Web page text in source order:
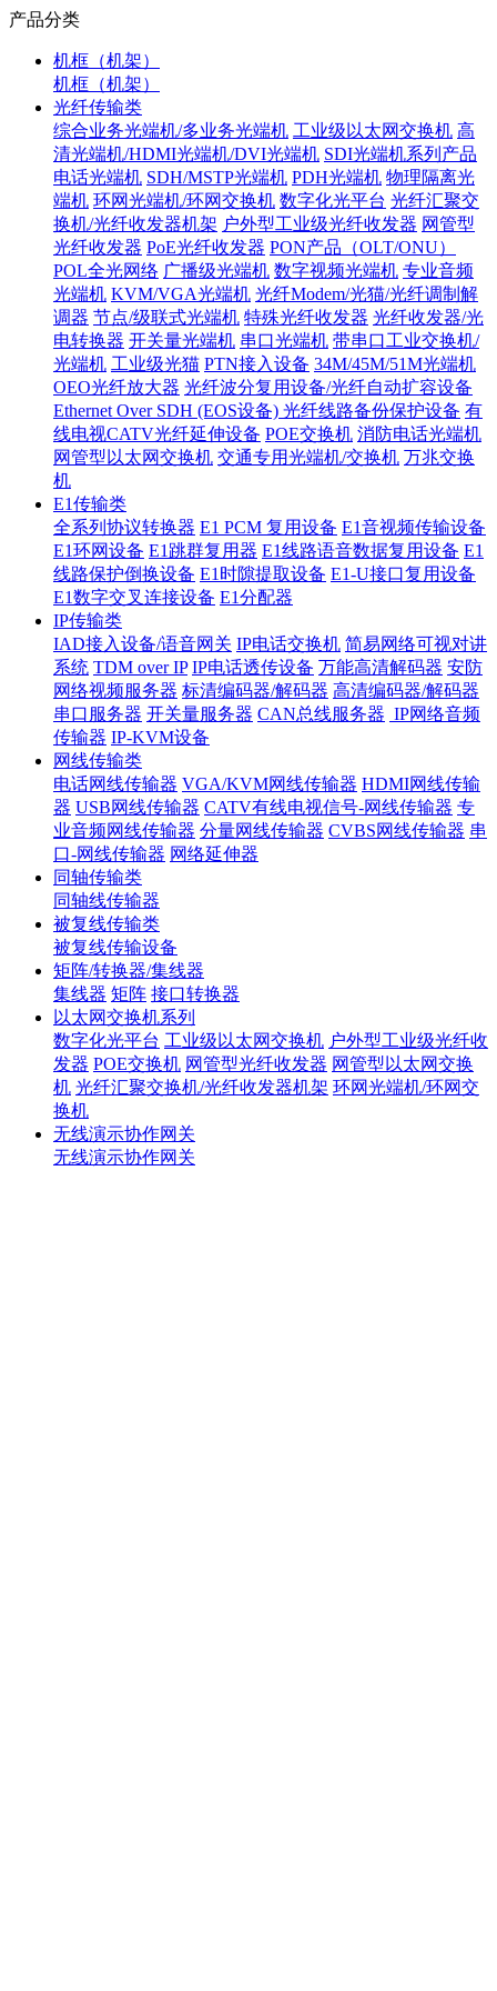
产品分类
机框（机架）
机框（机架）
光纤传输类
综合业务光端机/多业务光端机 工业级以太网交换机 高
清光端机/HDMI光端机/DVI光端机 SDI光端机系列产品
电话光端机 SDH/MSTP光端机 PDH光端机 物理隔离光
端机 环网光端机/环网交换机 数字化光平台 光纤汇聚交
换机/光纤收发器机架 户外型工业级光纤收发器 网管型
光纤收发器 PoE光纤收发器 PON产品（OLT/ONU）
POL全光网络 广播级光端机 数字视频光端机 专业音频
光端机 KVM/VGA光端机 光纤Modem/光猫/光纤调制解
调器 节点/级联式光端机 特殊光纤收发器 光纤收发器/光
电转换器 开关量光端机 串口光端机 带串口工业交换机/
光端机 工业级光猫 PTN接入设备 34M/45M/51M光端机
OEO光纤放大器 光纤波分复用设备/光纤自动扩容设备
Ethernet Over SDH (EOS设备) 光纤线路备份保护设备 有
线电视CATV光纤延伸设备 POE交换机 消防电话光端机
网管型以太网交换机 交通专用光端机/交换机 万兆交换
机
E1传输类
全系列协议转换器 E1 PCM 复用设备 E1音视频传输设备
E1环网设备 E1跳群复用器 E1线路语音数据复用设备 E1
线路保护倒换设备 E1时隙提取设备 E1-U接口复用设备
E1数字交叉连接设备 E1分配器
IP传输类
IAD接入设备/语音网关 IP电话交换机 简易网络可视对讲
系统 TDM over IP IP电话透传设备 万能高清解码器 安防
网络视频服务器 标清编码器/解码器 高清编码器/解码器
串口服务器 开关量服务器 CAN总线服务器 IP网络音频
传输器 IP-KVM设备
网线传输类
电话网线传输器 VGA/KVM网线传输器 HDMI网线传输
器 USB网线传输器 CATV有线电视信号-网线传输器 专
业音频网线传输器 分量网线传输器 CVBS网线传输器 串
口-网线传输器 网络延伸器
同轴传输类
同轴线传输器
被复线传输类
被复线传输设备
矩阵/转换器/集线器
集线器 矩阵 接口转换器
以太网交换机系列
数字化光平台 工业级以太网交换机 户外型工业级光纤收
发器 POE交换机 网管型光纤收发器 网管型以太网交换
机 光纤汇聚交换机/光纤收发器机架 环网光端机/环网交
换机
无线演示协作网关
无线演示协作网关